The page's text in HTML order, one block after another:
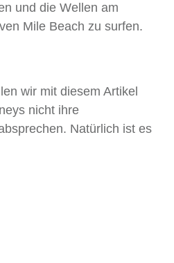
und die Wellen am
Mile Beach zu surfen.
wir mit diesem Artikel
nicht ihre
Natürlich ist es